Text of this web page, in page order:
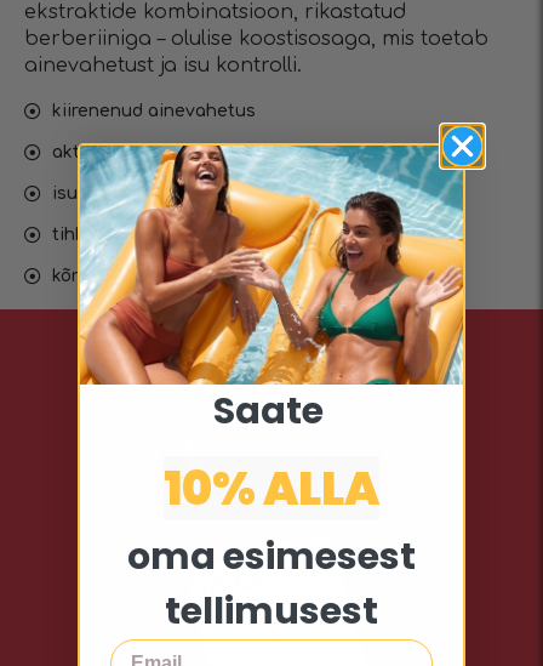
ekstraktide kombinatsioon, rikastatud
berberiiniga – olulise koostisosaga, mis toetab
ainevahetust ja isu kontrolli.
kiirenenud ainevahetus
aktiveerib rasvapõletust
isu kontroll
tihkem ja paremini vormitud keha
kõrge jõudlusega tipptasemel valem
Saate ​
10% ALLA​
oma esimesest
tellimusest
Email